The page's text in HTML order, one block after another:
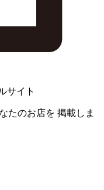
サイト
たのお店を 掲載しま